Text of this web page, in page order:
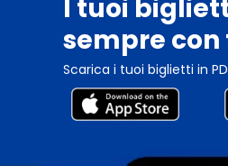
I tuoi
sempre con
Scarica i tuoi biglietti in